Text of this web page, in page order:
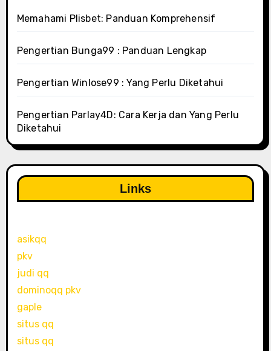
Memahami Plisbet: Panduan Komprehensif
Pengertian Bunga99 : Panduan Lengkap
Pengertian Winlose99 : Yang Perlu Diketahui
Pengertian Parlay4D: Cara Kerja dan Yang Perlu
Diketahui
Links
asikqq
pkv
judi qq
dominoqq pkv
gaple
situs qq
situs qq